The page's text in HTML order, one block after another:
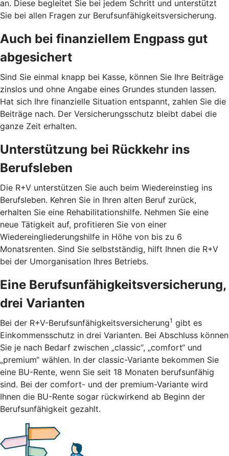
an. Diese begleitet Sie bei jedem Schritt und unterstützt
Sie bei allen Fragen zur Berufsunfähigkeitsversicherung.
Auch bei finanziellem Engpass gut
abgesichert
Sind Sie einmal knapp bei Kasse, können Sie Ihre Beiträge
zinslos und ohne Angabe eines Grundes stunden lassen.
Hat sich Ihre finanzielle Situation entspannt, zahlen Sie die
Beiträge nach. Der Versicherungsschutz bleibt dabei die
ganze Zeit erhalten.
Unterstützung bei Rückkehr ins
Berufsleben
Die R+V unterstützen Sie auch beim Wiedereinstieg ins
Berufsleben. Kehren Sie in Ihren alten Beruf zurück,
erhalten Sie eine Rehabilitationshilfe. Nehmen Sie eine
neue Tätigkeit auf, profitieren Sie von einer
Wiedereingliederungshilfe in Höhe von bis zu 6
Monatsrenten. Sind Sie selbstständig, hilft Ihnen die R+V
bei der Umorganisation Ihres Betriebs.
Eine Berufsunfähigkeitsversicherung,
drei Varianten
Bei der R+V-Berufsunfähigkeitsversicherung1 gibt es
Einkommensschutz in drei Varianten. Bei Abschluss können
Sie je nach Bedarf zwischen „classic“, „comfort“ und
„premium“ wählen. In der classic-Variante bekommen Sie
eine BU-Rente, wenn Sie seit 18 Monaten berufsunfähig
sind. Bei der comfort- und der premium-Variante wird
Ihnen die BU-Rente sogar rückwirkend ab Beginn der
Berufsunfähigkeit gezahlt.